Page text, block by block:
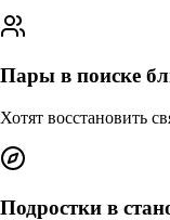
Пары в поиске
Хотят восстановить
Подростки в